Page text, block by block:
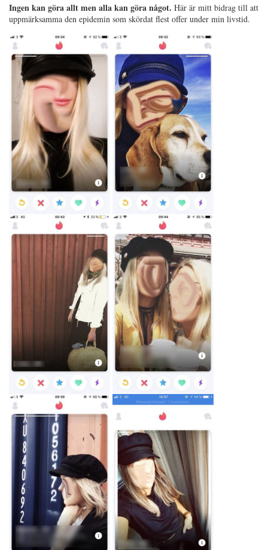
Ingen kan göra allt men alla kan göra något. Här är mitt bidrag till att
uppmärksamma den epidemin som skördat flest offer under min livstid.